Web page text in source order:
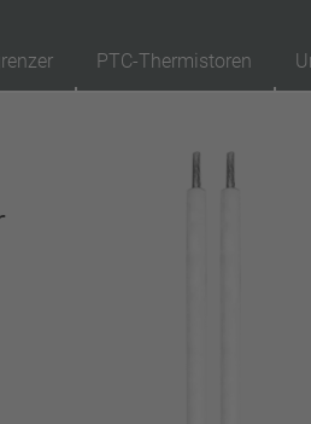
PTC-Thermistoren
rückstellend